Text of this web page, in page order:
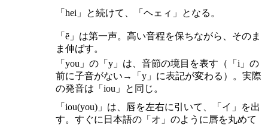
「hei」と続けて、「ヘェィ」となる。
「ē」は第一声。高い音程を保ちながら、そのま
ま伸ばす。
「you」の「y」は、音節の境目を表す（「i」の
前に子音がない→「y」に表記が変わる）。実際
の発音は「iou」と同じ。
「iou(you)」は、唇を左右に引いて、「イ」を出
す。すぐに日本語の「オ」のように唇を丸めて